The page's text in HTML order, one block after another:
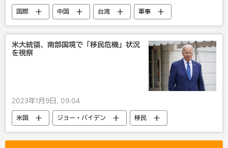
国際 中国 台湾 軍事
米大統領、南部国境で「移民危機」状況
を視察
2023年1月9日, 09:04
米国 ジョー・バイデン 移民